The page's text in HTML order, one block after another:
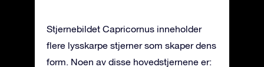
Stjernebildet Capricornus inneholder
flere lysskarpe stjerner som skaper dens
form. Noen av disse hovedstjernene er: